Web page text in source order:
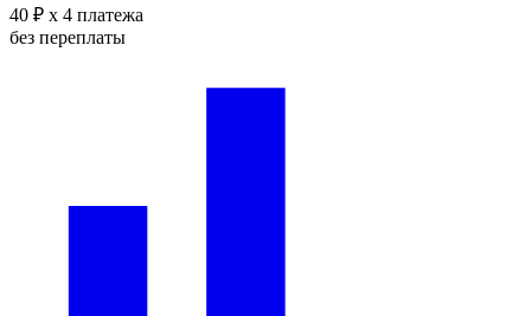
40 ₽ x 4 платежа
без переплаты